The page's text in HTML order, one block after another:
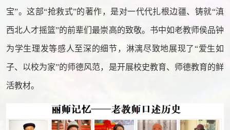
宝”。这部“抢救式”的著作，是对一代代扎根边疆、铸就“滇
西北人才摇篮”的前辈们最崇高的致敬。书中如老教师侯品钟
为学生理发等感人至深的细节，淋漓尽致地展现了“爱生如
子、以校为家”的师德风范，是开展校史教育、师德教育的鲜
活教材。